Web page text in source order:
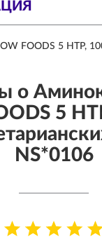
FOODS 5 HTP,
о
5
NS*0106